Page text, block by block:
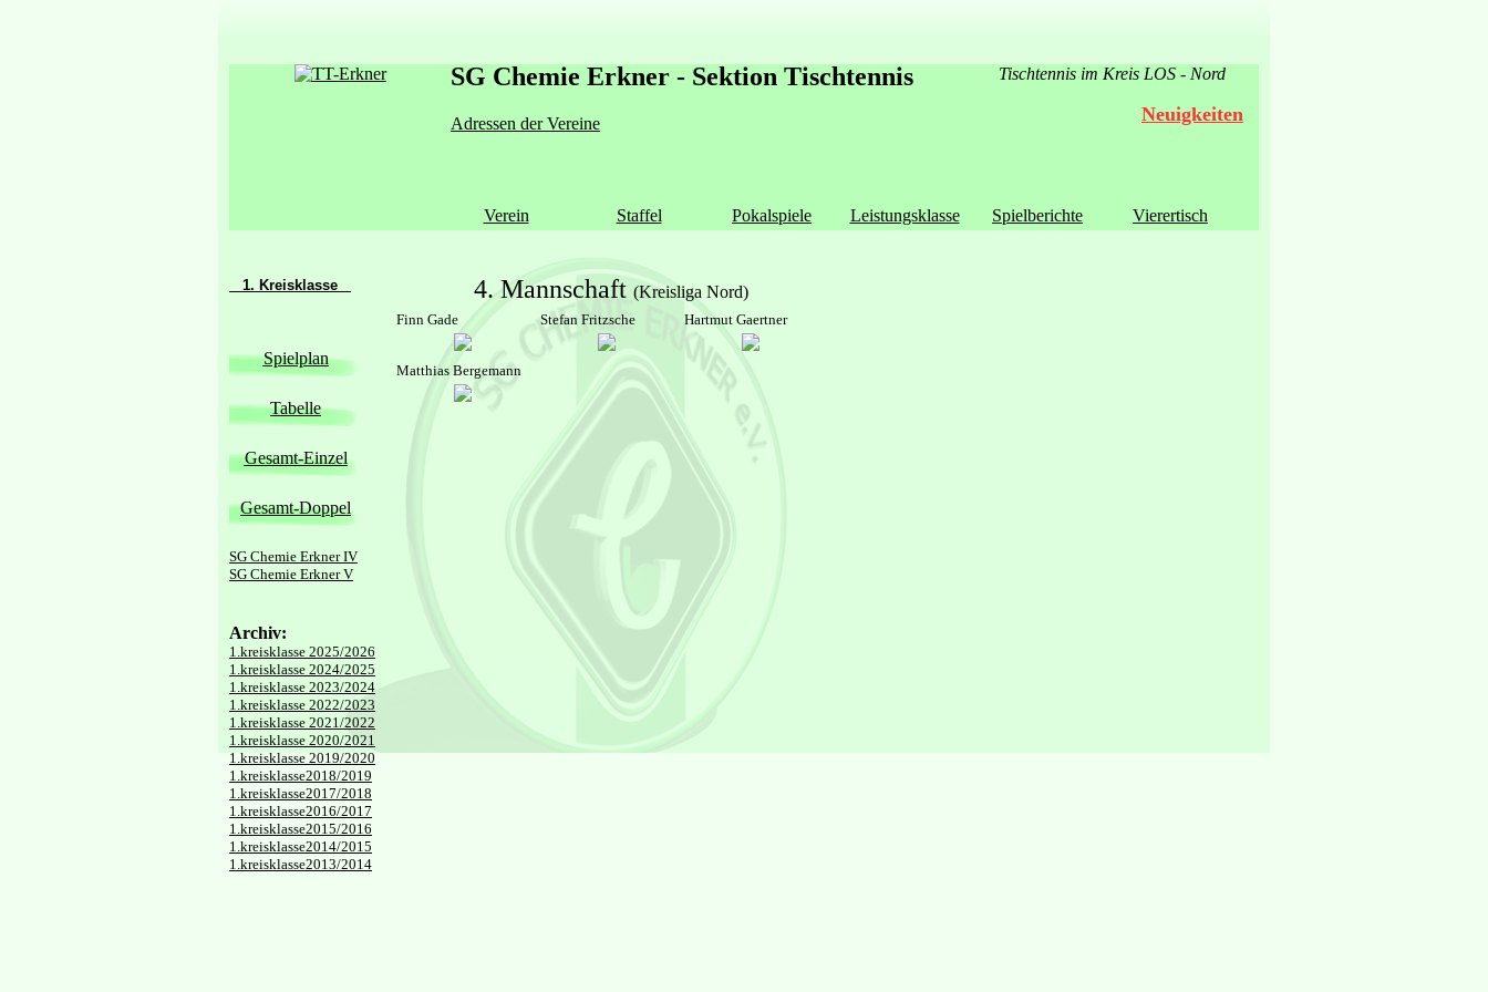
Tischtennis im Kreis LOS - Nord
SG Chemie Erkner - Sektion Tischtennis
Adressen der Vereine
Verein Staffel Pokalspiele Leistungsklasse Spielberichte Vierertisch
Neuigkeiten
1. Kreisklasse
Spielplan
Tabelle
Gesamt-Einzel
Gesamt-Doppel
SG Chemie Erkner IV
SG Chemie Erkner V
Archiv:
1.kreisklasse 2025/2026
1.kreisklasse 2024/2025
1.kreisklasse 2023/2024
1.kreisklasse 2022/2023
1.kreisklasse 2021/2022
1.kreisklasse 2020/2021
1.kreisklasse 2019/2020
1.kreisklasse2018/2019
1.kreisklasse2017/2018
1.kreisklasse2016/2017
1.kreisklasse2015/2016
1.kreisklasse2014/2015
1.kreisklasse2013/2014
4. Mannschaft (Kreisliga Nord)
Finn Gade Stefan Fritzsche Hartmut Gaertner
Matthias Bergemann